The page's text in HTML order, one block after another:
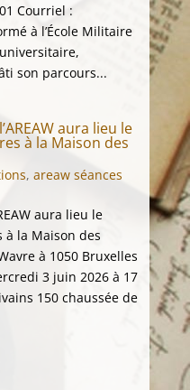
Courriel :
à l’École Militaire
son parcours...
aura lieu le
à la Maison des
, areaw séances
aura lieu le
la Maison des
à 1050 Bruxelles
3 juin 2026 à 17
150 chaussée de